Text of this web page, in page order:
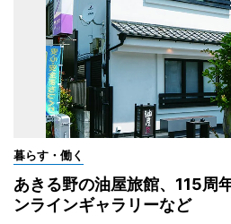
暮らす・働く
あきる野の油屋旅館、115
ンラインギャラリーなど